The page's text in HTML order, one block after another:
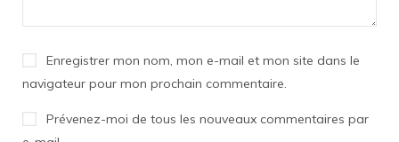
Enregistrer mon nom, mon e-mail et mon site dans le
navigateur pour mon prochain commentaire.
Prévenez-moi de tous les nouveaux commentaires par